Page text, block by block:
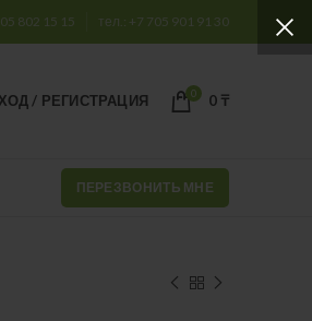
802 15 15 тел.: +7 705 901 91 30
/ РЕГИСТРАЦИЯ 0 0 ₸
ПЕРЕЗВОНИТЬ МНЕ